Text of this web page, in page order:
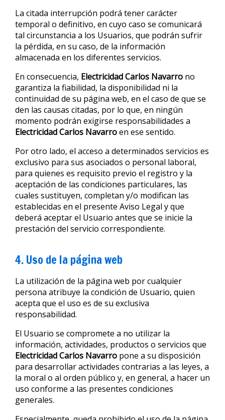
La citada interrupción podrá tener carácter
temporal o definitivo, en cuyo caso se comunicará
tal circunstancia a los Usuarios, que podrán sufrir
la pérdida, en su caso, de la información
almacenada en los diferentes servicios.
En consecuencia, Electricidad Carlos Navarro no
garantiza la fiabilidad, la disponibilidad ni la
continuidad de su página web, en el caso de que se
den las causas citadas, por lo que, en ningún
momento podrán exigirse responsabilidades a
Electricidad Carlos Navarroen ese sentido.
Por otro lado, el acceso a determinados servicios es
exclusivo para sus asociados o personal laboral,
para quienes es requisito previo el registro y la
aceptación de las condiciones particulares, las
cuales sustituyen, completan y/o modifican las
establecidas en el presente Aviso Legal y que
deberá aceptar el Usuario antes que se inicie la
prestación del servicio correspondiente.
4. Uso de la página web
La utilización de la página web por cualquier
persona atribuye la condición de Usuario, quien
acepta que el uso es de su exclusiva
responsabilidad.
El Usuario se compromete a no utilizar la
información, actividades, productos o servicios que
Electricidad Carlos Navarro pone a su disposición
para desarrollar actividades contrarias a las leyes, a
la moral o al orden público y, en general, a hacer un
uso conforme a las presentes condiciones
generales.